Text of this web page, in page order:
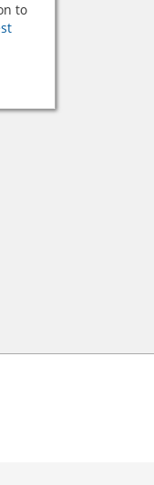
to